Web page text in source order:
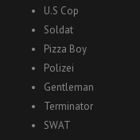
U.S Cop
Soldat
Pizza Boy
Polizei
Gentleman
Terminator
SWAT